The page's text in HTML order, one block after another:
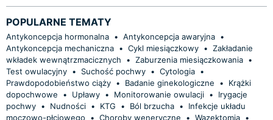
POPULARNE TEMATY
Antykoncepcja hormonalna • Antykoncepcja awaryjna •
Antykoncepcja mechaniczna • Cykl miesiączkowy • Zakładanie
wkładek wewnątrzmacicznych
• Zaburzenia miesiączkowania •
Test owulacyjny • Suchość pochwy • Cytologia •
Prawdopodobieństwo ciąży • Badanie ginekologiczne •
Krążki
dopochwowe
• Upławy • Monitorowanie owulacji •
Irygacje
pochwy • Nudności • KTG • Ból brzucha •
Infekcje układu
moczowo-płciowego
• Choroby weneryczne • Wazektomia •